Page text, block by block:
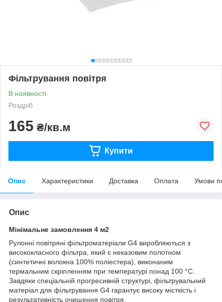
Фільтрування повітря
В наявності
Роздріб
165 ₴/кв.м
Купити
Опис Характеристики Доставка Оплата Умови
Опис
Мінімальне замовлення 4 м2
Рулонні повітряні фільтроматеріали G4 виробляються з
висококласного фільтра, який є неказовим полотном
(синтетичні волокна 100% поліестера), виконаним
термальним скріпленням при температурі понад 100 °С.
Завдяки спеціальній прогресивній структурі, фільтрувальний
матеріал для фільтрування G4 гарантує високу місткість і
результативність очищення повітря.